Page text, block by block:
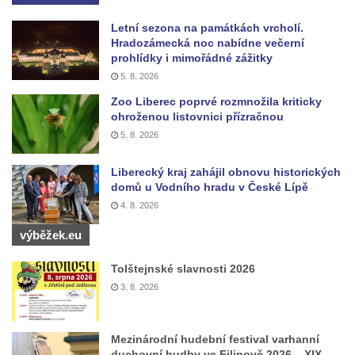
Památník Otokara Mokrého v parku Na
Sadech v Českých Budějovicích
Poslední dochovaný tramvajový sloup na
Pražské třídě v Českých Budějovicích
Socha Civilizovaní na Husově třídě v
Českých Budějovicích
Sadech u Mlýnské stoky v Českých
Budějovicích
Sochy brouků u Mlýnské stoky v Českých
Budějovicích
Socha svatého Vincence Ferrerského na
nádvoří kláštera dominikánů v Českých
Budějovicích
Socha svatého Zachariáše na nádvoří
Letní sezona na památkách vrcholí.
Hradozámecká noc nabídne večerní
prohlídky i mimořádné zážitky
5. 8. 2026
Zoo Liberec poprvé rozmnožila kriticky
ohroženou listovnici přízračnou
5. 8. 2026
Liberecký kraj zahájil obnovu historických
domů u Vodního hradu v České Lípě
4. 8. 2026
výběžek.eu
Tolštejnské slavnosti 2026
3. 8. 2026
Mezinárodní hudební festival varhanní